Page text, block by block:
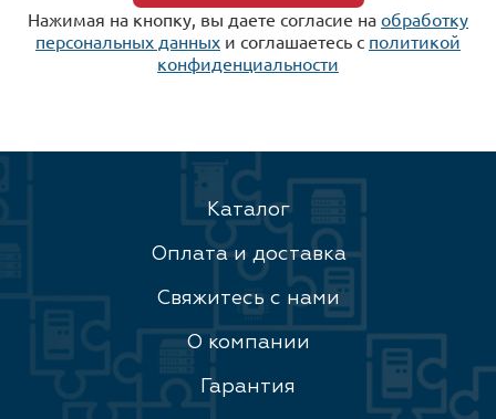
Нажимая на кнопку, вы даете согласие на обработку
персональных данных и соглашаетесь c политикой
конфиденциальности
Каталог
Оплата и доставка
Свяжитесь с нами
О компании
Гарантия